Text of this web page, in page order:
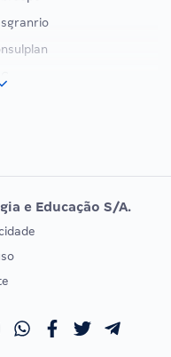
DE ORDEM
OAB
e Educação S/A.